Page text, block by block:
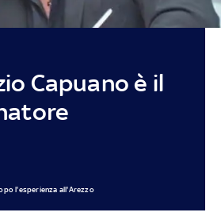
Capuano è il
l'esperienza all'Arezzo